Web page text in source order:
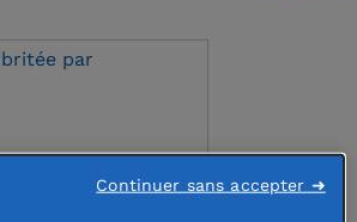
par
Continuer sans accepter ➜